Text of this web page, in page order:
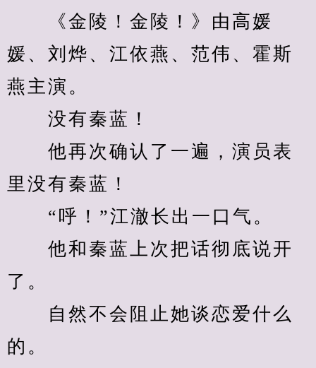
《金陵！金陵！》由高媛
媛、刘烨、江依燕、范伟、霍斯
燕主演。
没有秦蓝！
他再次确认了一遍，演员表
里没有秦蓝！
“呼！”江澈长出一口气。
他和秦蓝上次把话彻底说开
了。
自然不会阻止她谈恋爱什么
的。